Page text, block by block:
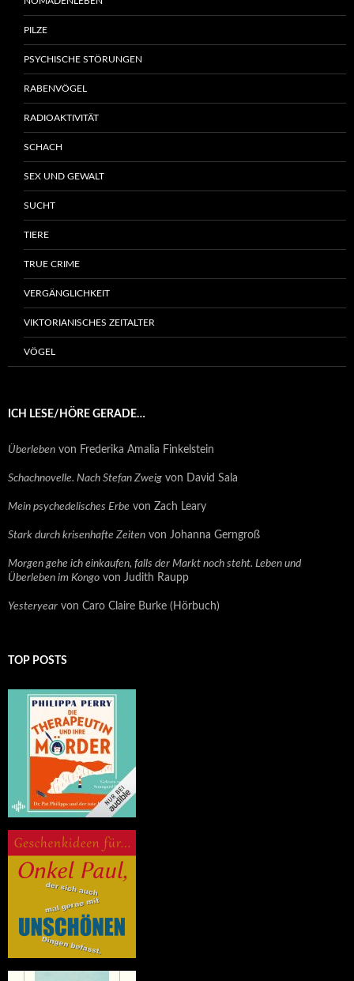
PILZE
PSYCHISCHE STÖRUNGEN
RABENVÖGEL
RADIOAKTIVITÄT
SCHACH
SEX UND GEWALT
SUCHT
TIERE
TRUE CRIME
VERGÄNGLICHKEIT
VIKTORIANISCHES ZEITALTER
VÖGEL
ICH LESE/HÖRE GERADE…
Überleben von Frederika Amalia Finkelstein
Schachnovelle. Nach Stefan Zweig von David Sala
Mein psychedelisches Erbe von Zach Leary
Stark durch krisenhafte Zeiten von Johanna Gerngroß
Morgen gehe ich einkaufen, falls der Markt noch steht. Leben und
Überleben im Kongo von Judith Raupp
Yesteryear von Caro Claire Burke (Hörbuch)
TOP POSTS